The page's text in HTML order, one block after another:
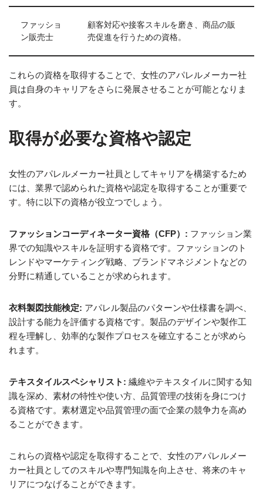
ファッショ
ン販売士
顧客対応や接客スキルを磨き、商品の販
売促進を行うための資格。
これらの資格を取得することで、女性のアパレルメーカー社
員は自身のキャリアをさらに発展させることが可能となりま
す。
取得が必要な資格や認定
女性のアパレルメーカー社員としてキャリアを構築するため
には、業界で認められた資格や認定を取得することが重要で
す。特に以下の資格が役立つでしょう。
ファッションコーディネーター資格（CFP）: ファッション業
界での知識やスキルを証明する資格です。ファッションのト
レンドやマーケティング戦略、ブランドマネジメントなどの
分野に精通していることが求められます。
衣料製図技能検定: アパレル製品のパターンや仕様書を調べ、
設計する能力を評価する資格です。製品のデザインや製作工
程を理解し、効率的な製作プロセスを確立することが求めら
れます。
テキスタイルスペシャリスト: 繊維やテキスタイルに関する知
識を深め、素材の特性や使い方、品質管理の技術を身につけ
る資格です。素材選定や品質管理の面で企業の競争力を高め
ることができます。
これらの資格や認定を取得することで、女性のアパレルメー
カー社員としてのスキルや専門知識を向上させ、将来のキャ
リアにつなげることができます。